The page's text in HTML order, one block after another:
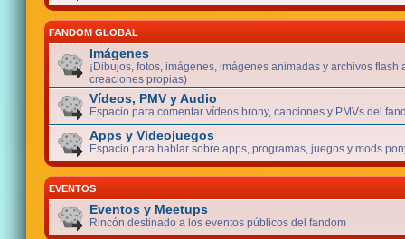
FANDOM GLOBAL
Imágenes
¡Dibujos, fotos, imágenes, imágenes animadas y archivos flash
creaciones propias)
Vídeos, PMV y Audio
Espacio para comentar vídeos brony, canciones y PMVs del
Apps y Videojuegos
Espacio para hablar sobre apps, programas, juegos y mods
EVENTOS
Eventos y Meetups
Rincón destinado a los eventos públicos del fandom